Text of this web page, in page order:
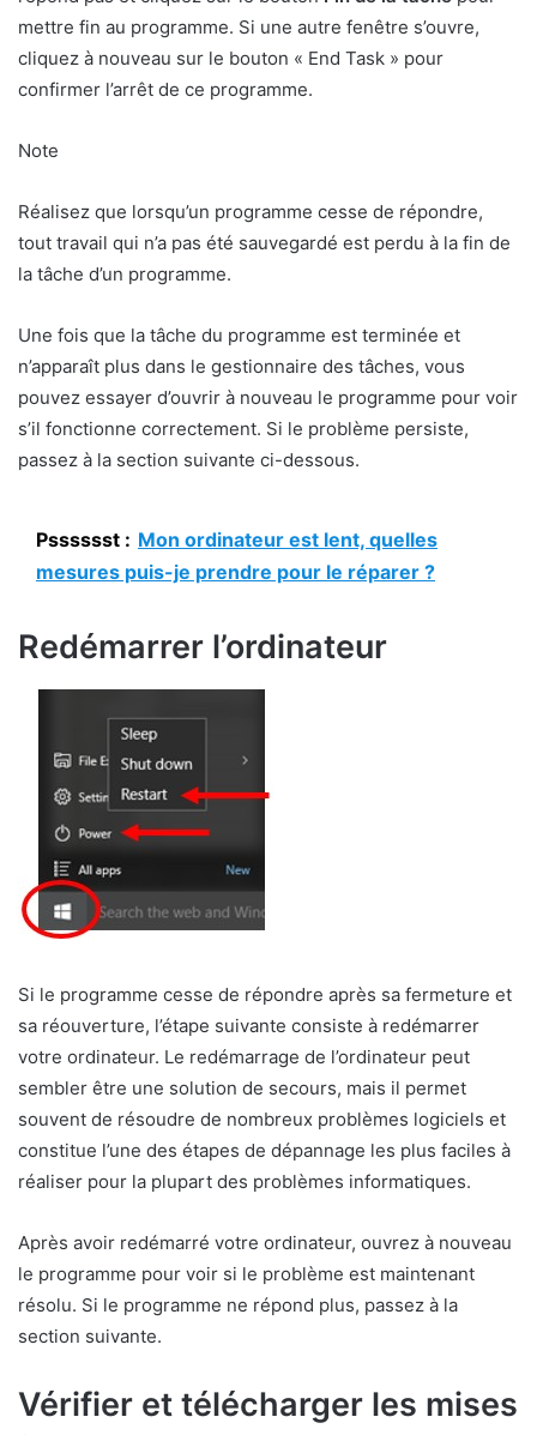
mettre fin au programme. Si une autre fenêtre s’ouvre,
cliquez à nouveau sur le bouton « End Task » pour
confirmer l’arrêt de ce programme.
Note
Réalisez que lorsqu’un programme cesse de répondre,
tout travail qui n’a pas été sauvegardé est perdu à la fin de
la tâche d’un programme.
Une fois que la tâche du programme est terminée et
n’apparaît plus dans le gestionnaire des tâches, vous
pouvez essayer d’ouvrir à nouveau le programme pour voir
s’il fonctionne correctement. Si le problème persiste,
passez à la section suivante ci-dessous.
Psssssst : Mon ordinateur est lent, quelles
mesures puis-je prendre pour le réparer ?
Redémarrer l’ordinateur
Si le programme cesse de répondre après sa fermeture et
sa réouverture, l’étape suivante consiste à redémarrer
votre ordinateur. Le redémarrage de l’ordinateur peut
sembler être une solution de secours, mais il permet
souvent de résoudre de nombreux problèmes logiciels et
constitue l’une des étapes de dépannage les plus faciles à
réaliser pour la plupart des problèmes informatiques.
Après avoir redémarré votre ordinateur, ouvrez à nouveau
le programme pour voir si le problème est maintenant
résolu. Si le programme ne répond plus, passez à la
section suivante.
Vérifier et télécharger les mises